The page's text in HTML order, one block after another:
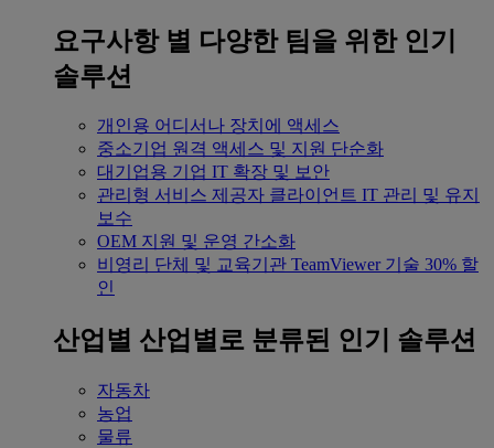
요구사항 별 다양한 팀을 위한 인기
솔루션
개인용 어디서나 장치에 액세스
중소기업 원격 액세스 및 지원 단순화
대기업용 기업 IT 확장 및 보안
관리형 서비스 제공자 클라이언트 IT 관리 및 유지
보수
OEM 지원 및 운영 간소화
비영리 단체 및 교육기관 TeamViewer 기술 30% 할
인
산업별 산업별로 분류된 인기 솔루션
자동차
농업
물류